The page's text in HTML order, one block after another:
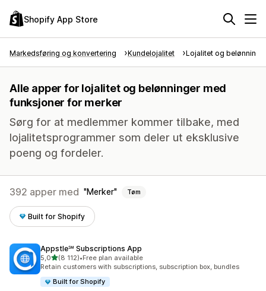
Shopify App Store
Markedsføring og konvertering Kundelojalitet Lojalitet og
Alle apper for lojalitet og belønninger med
funksjoner for merker
Sørg for at medlemmer kommer tilbake, med
lojalitetsprogrammer som deler ut eksklusive
poeng og fordeler.
392 apper med Merker Tøm
Built for Shopify
Appstle℠ Subscriptions App
5,0av 5 stjerner
(8 112)
Totalt 8112 omtaler
•Free plan available
Retain customers with subscriptions, subscription box, bundles
Built for Shopify